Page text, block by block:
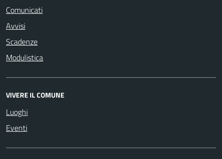
Comunicati
Avvisi
Scadenze
Modulistica
VIVERE IL COMUNE
Luoghi
Eventi